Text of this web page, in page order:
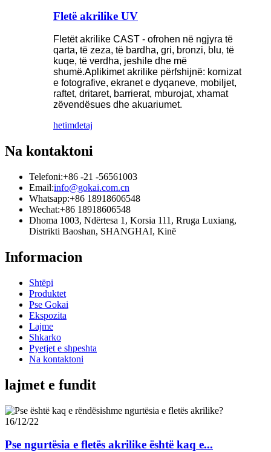
Fletë akrilike UV
Fletët akrilike CAST - ofrohen në ngjyra të
qarta, të zeza, të bardha, gri, bronzi, blu, të
kuqe, të verdha, jeshile dhe më
shumë.Aplikimet akrilike përfshijnë: kornizat
e fotografive, ekranet e dyqaneve, mobiljet,
raftet, dritaret, barrierat, mburojat, xhamat
zëvendësues dhe akuariumet.
hetimdetaj
Na kontaktoni
Telefoni:+86 -21 -56561003
Email:info@gokai.com.cn
Whatsapp:+86 18918606548
Wechat:+86 18918606548
Dhoma 1003, Ndërtesa 1, Korsia 111, Rruga Luxiang,
Distrikti Baoshan, SHANGHAI, Kinë
Informacion
Shtëpi
Produktet
Pse Gokai
Ekspozita
Lajme
Shkarko
Pyetjet e shpeshta
Na kontaktoni
lajmet e fundit
16/12/22
Pse ngurtësia e fletës akrilike është kaq e...